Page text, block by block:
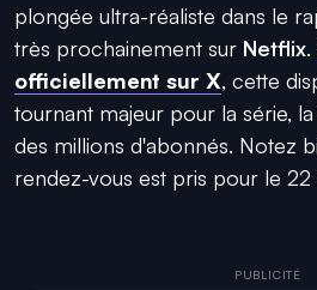
plongée ultra-réaliste dans le
très prochainement sur Netflix.
officiellement sur X, cette
tournant majeur pour la série,
des millions d'abonnés. Notez
rendez-vous est pris pour le